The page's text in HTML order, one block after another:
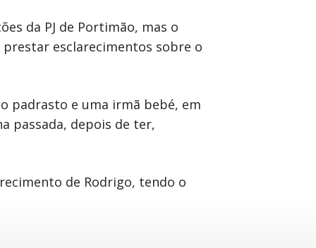
da PJ de Portimão, mas o
prestar esclarecimentos sobre o
padrasto e uma irmã bebé, em
passada, depois de ter,
de Rodrigo, tendo o